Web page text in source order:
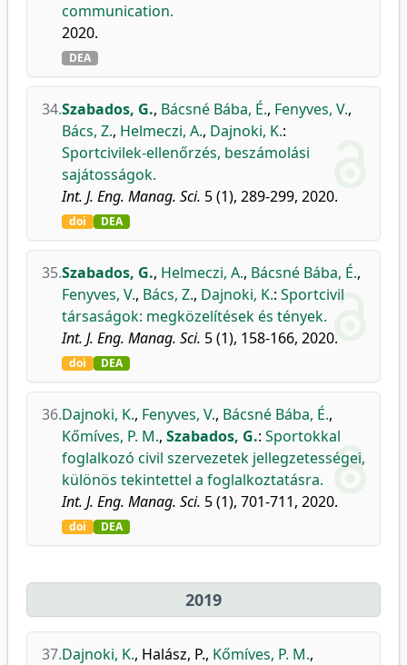
communication.
2020.
DEA
34.Szabados, G., Bácsné Bába, É., Fenyves, V.,
Bács, Z., Helmeczi, A., Dajnoki, K.:
Sportcivilek-ellenőrzés, beszámolási
sajátosságok.
Int. J. Eng. Manag. Sci. 5 (1), 289-299, 2020.
doi DEA
35.Szabados, G., Helmeczi, A., Bácsné Bába, É.,
Fenyves, V., Bács, Z., Dajnoki, K.: Sportcivil
társaságok: megközelítések és tények.
Int. J. Eng. Manag. Sci. 5 (1), 158-166, 2020.
doi DEA
36.Dajnoki, K., Fenyves, V., Bácsné Bába, É.,
Kőmíves, P. M., Szabados, G.: Sportokkal
foglalkozó civil szervezetek jellegzetességei,
különös tekintettel a foglalkoztatásra.
Int. J. Eng. Manag. Sci. 5 (1), 701-711, 2020.
doi DEA
2019
37.Dajnoki, K., Halász, P., Kőmíves, P. M.,